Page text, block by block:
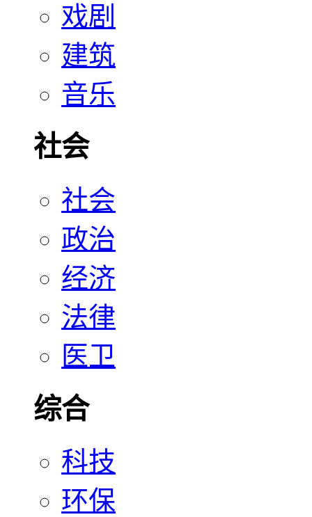
戏剧
建筑
音乐
社会
社会
政治
经济
法律
医卫
综合
科技
环保